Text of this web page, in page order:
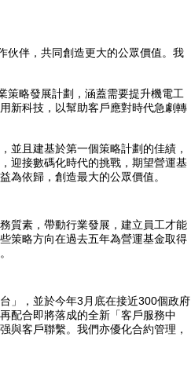
伙伴，共同創造更大的公眾價值。我
策略發展計劃，涵蓋需要提升機電工
新科技，以幫助客戶應對時代急劇轉
並且建基於第一個策略計劃的佳績，
迎接數碼化時代的挑戰，期望營運基
為依歸，創造最大的公眾價值。
質素，帶動行業發展，建立員工才能
策略方向在過去五年為營運基金取得
」，並於今年3月底在接近300個政府
配合即將落成的全新「客戶服務中
與客戶聯繫。我們亦優化合約管理，